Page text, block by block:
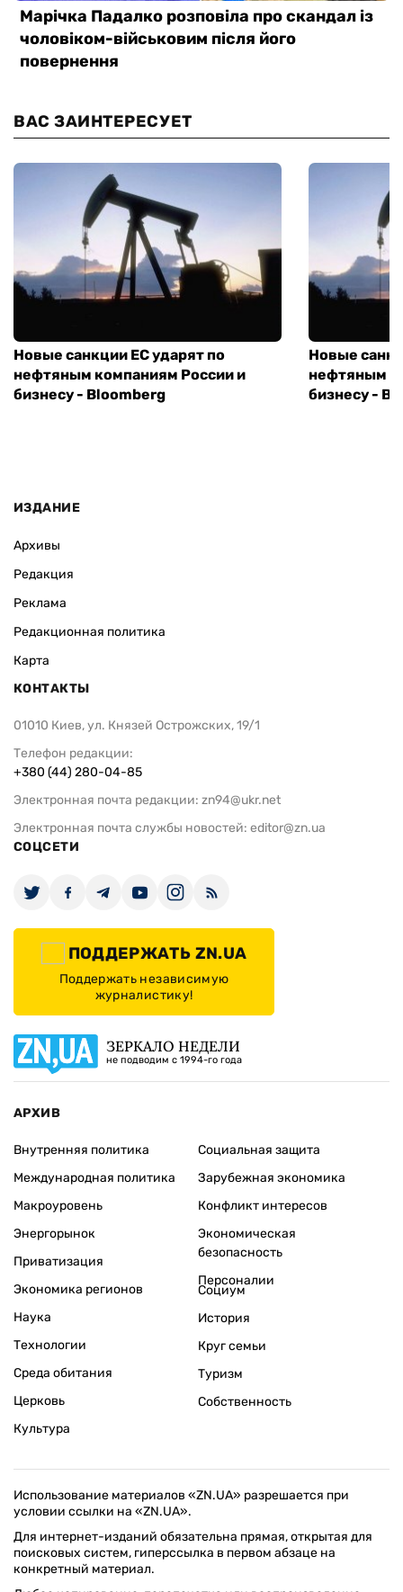
ВАС ЗАИНТЕРЕСУЕТ
Новые санкции ЕС ударят по
нефтяным компаниям России и
бизнесу - Bloomberg
Новые
нефтяным
бизнесу -
ИЗДАНИЕ
Архивы
Редакция
Реклама
Редакционная политика
Карта
КОНТАКТЫ
01010 Киев, ул. Князей Острожских, 19/1
Телефон редакции:
+380 (44) 280-04-85
Электронная почта редакции: zn94@ukr.net
Электронная почта службы новостей: editor@zn.ua
СОЦСЕТИ
ПОДДЕРЖАТЬ ZN.UA
Поддержать независимую
журналистику!
ЗЕРКАЛО НЕДЕЛИ
не подводим с 1994-го года
АРХИВ
Внутренняя политика
Международная политика
Макроуровень
Энергорынок
Приватизация
Экономика регионов
Социальная защита
Зарубежная экономика
Конфликт интересов
Экономическая
безопасность
Персоналии
Наука
Технологии
Среда обитания
Церковь
Культура
Социум
История
Круг семьи
Туризм
Собственность
Использование материалов «ZN.UA» разрешается при
условии ссылки на «ZN.UA».
Для интернет-изданий обязательна прямая, открытая для
поисковых систем, гиперссылка в первом абзаце на
конкретный материал.